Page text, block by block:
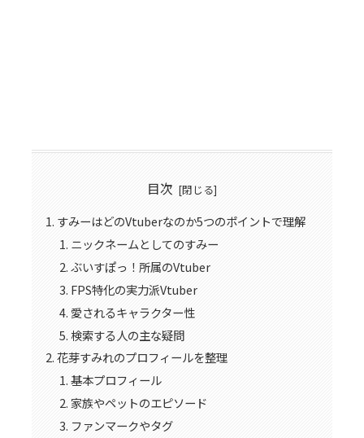
目次
すみーはどのVtuberなのか5つのポイントで理解
ニックネームとしてのすみー
ぶいすぽっ！所属のVtuber
FPS特化の実力派Vtuber
愛されるキャラクター性
検索する人の主な疑問
花芽すみれのプロフィールを整理
基本プロフィール
家族やペットのエピソード
ファンマークやタグ